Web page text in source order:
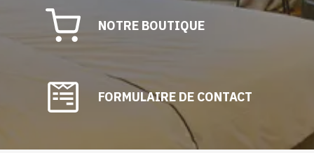
NOTRE BOUTIQUE
FORMULAIRE DE CONTACT